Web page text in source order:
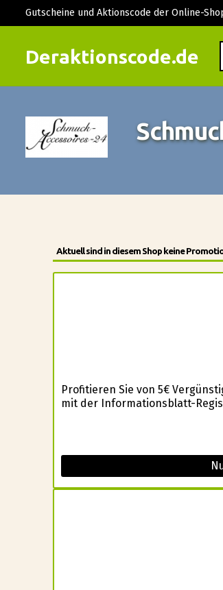
Deraktionscode.de
Gutscheine und Aktionscode der Online-
Aktuell sind in diesem Shop keine
Profitieren Sie von 5€
mit der Informationsblatt-